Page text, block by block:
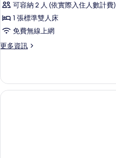
可容納 2 人 (依實際入住人數計費)
1 張標準雙人床
免費無線上網
更多資訊
更
雙
人
房